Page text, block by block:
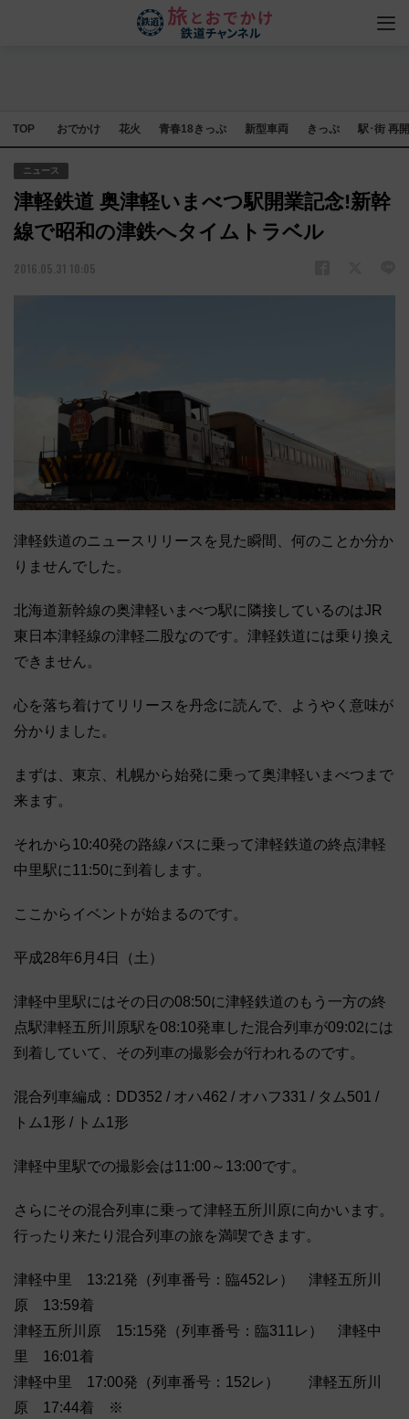
TOP おでかけ 花火 青春18きっぷ 新型車両 きっぷ 駅･街 再
ニュース
津軽鉄道 奥津軽いまべつ駅開業記念!新幹
線で昭和の津鉄へタイムトラベル
2016.05.31 10:05
津軽鉄道のニュースリリースを見た瞬間、何のことか分か
りませんでした。
北海道新幹線の奥津軽いまべつ駅に隣接しているのはJR
東日本津軽線の津軽二股なのです。津軽鉄道には乗り換え
できません。
心を落ち着けてリリースを丹念に読んで、ようやく意味が
分かりました。
まずは、東京、札幌から始発に乗って奥津軽いまべつまで
来ます。
それから10:40発の路線バスに乗って津軽鉄道の終点津軽
中里駅に11:50に到着します。
ここからイベントが始まるのです。
平成28年6月4日（土）
津軽中里駅にはその日の08:50に津軽鉄道のもう一方の終
点駅津軽五所川原駅を08:10発車した混合列車が09:02には
到着していて、その列車の撮影会が行われるのです。
混合列車編成：DD352 / オハ462 / オハフ331 / タム501 /
トム1形 / トム1形
津軽中里駅での撮影会は11:00～13:00です。
さらにその混合列車に乗って津軽五所川原に向かいます。
行ったり来たり混合列車の旅を満喫できます。
津軽中里 13:21発（列車番号：臨452レ） 津軽五所川
原 13:59着
津軽五所川原 15:15発（列車番号：臨311レ） 津軽中
里 16:01着
津軽中里 17:00発（列車番号：152レ） 津軽五所川
原 17:44着 ※